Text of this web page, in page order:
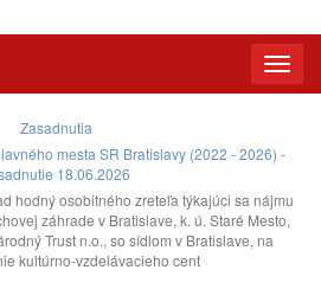
Toggle
Zasadnutia
mesta SR Bratislavy (2022 - 2026) -
18.06.2026
hodný osobitného zreteľa týkajúci sa nájmu
záhrade v Bratislave, k. ú. Staré Mesto,
Trust n.o., so sídlom v Bratislave, na
kultúrno-vzdelávacieho cent